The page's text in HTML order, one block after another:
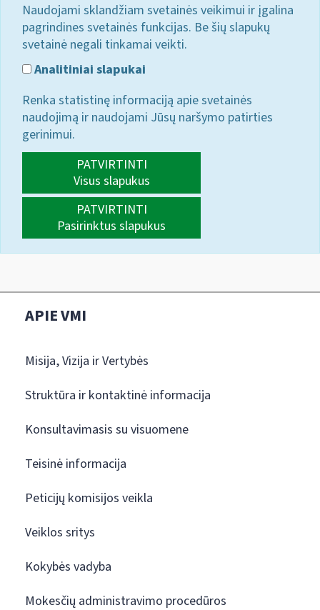
Naudojami sklandžiam svetainės veikimui ir įgalina
pagrindines svetainės funkcijas. Be šių slapukų
svetainė negali tinkamai veikti.
Analitiniai slapukai
Renka statistinę informaciją apie svetainės
naudojimą ir naudojami Jūsų naršymo patirties
gerinimui.
PATVIRTINTI
Visus slapukus
PATVIRTINTI
Pasirinktus slapukus
APIE VMI
Misija, Vizija ir Vertybės
Struktūra ir kontaktinė informacija
Konsultavimasis su visuomene
Teisinė informacija
Peticijų komisijos veikla
Veiklos sritys
Kokybės vadyba
Mokesčių administravimo procedūros